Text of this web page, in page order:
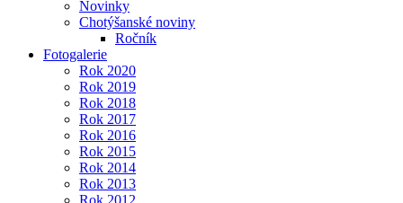
Novinky
Chotýšanské noviny
Ročník
Fotogalerie
Rok 2020
Rok 2019
Rok 2018
Rok 2017
Rok 2016
Rok 2015
Rok 2014
Rok 2013
Rok 2012